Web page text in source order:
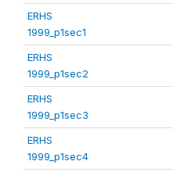
ERHS
1999_p1sec1
ERHS
1999_p1sec2
ERHS
1999_p1sec3
ERHS
1999_p1sec4